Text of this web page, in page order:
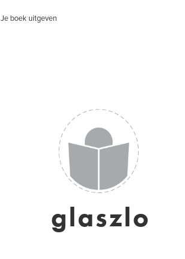
Je boek uitgeven
glaszlo